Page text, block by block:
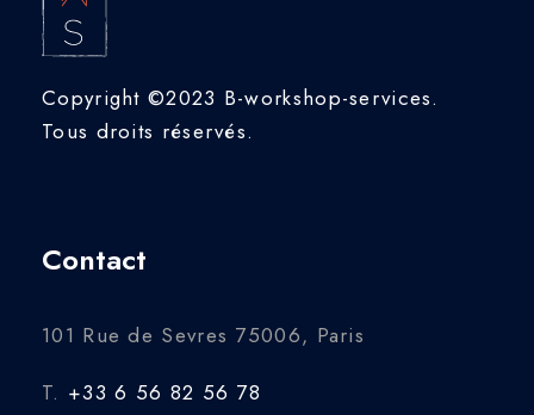
Copyright ©2023 B-workshop-services.
Tous droits réservés.
Contact
101 Rue de Sevres 75006, Paris
T. +33 6 56 82 56 78